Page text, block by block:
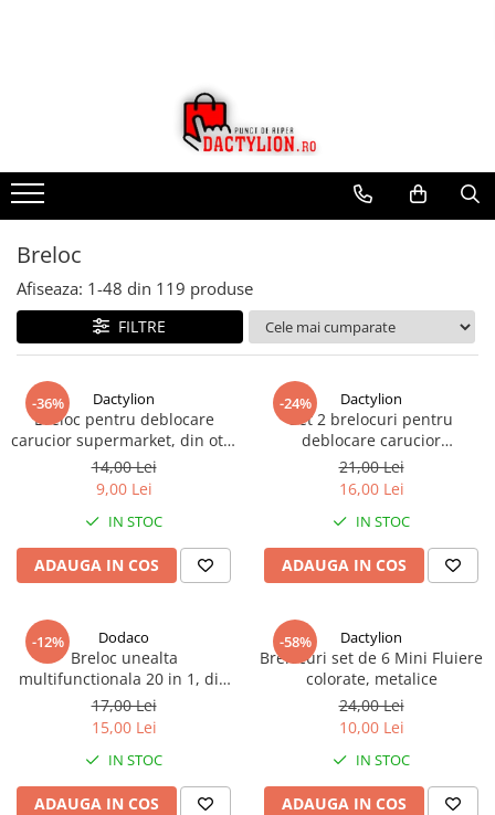
Breloc
Afiseaza: 1-48 din 119 produse
FILTRE
-36% Dactylion
Breloc pentru deblocare
carucior supermarket, din otel
inoxidabil, compact si
reutilizabil, 5.5 x 2.2 cm,
argintiu
14,00 Lei
9,00 Lei
IN STOC
ADAUGA IN COS
-24% Dactylion
Set 2 brelocuri pentru
deblocare carucior
cumparaturi, supermarket,
inox, reutilizabile, compacte,
5.5 x 2.2 cm, argintiu
21,00 Lei
16,00 Lei
IN STOC
ADAUGA IN COS
-12% Dodaco
Breloc unealta
multifunctionala 20 in 1, din
otel inoxidabil, design tip
carabina, 8 x 2.5 cm –
instrument compact pentru
uz zilnic, camping, drumetii si
reparatii
17,00 Lei
15,00 Lei
IN STOC
ADAUGA IN COS
-58% Dactylion
Brelocuri set de 6 Mini Fluiere
colorate, metalice
24,00 Lei
10,00 Lei
IN STOC
ADAUGA IN COS